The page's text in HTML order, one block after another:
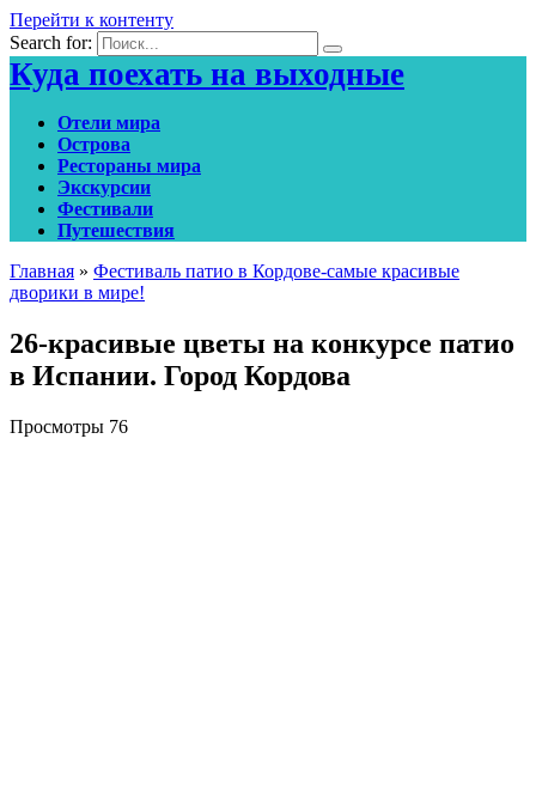
Перейти к контенту
Search for:
Куда поехать на выходные
Отели мира
Острова
Рестораны мира
Экскурсии
Фестивали
Путешествия
Главная » Фестиваль патио в Кордове-самые красивые
дворики в мире!
26-красивые цветы на конкурсе патио
в Испании. Город Кордова
Просмотры 76